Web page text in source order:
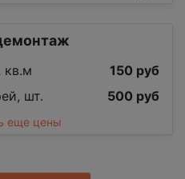
кв.м
150 руб
шт.
500 руб
еще цены